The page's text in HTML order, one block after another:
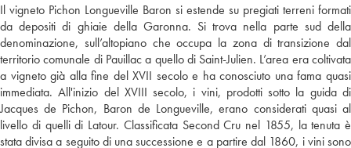
Il vigneto Pichon Longueville Baron si estende su pregiati terreni formati
da depositi di ghiaie della Garonna. Si trova nella parte sud della
denominazione, sull’altopiano che occupa la zona di transizione dal
territorio comunale di Pauillac a quello di Saint-Julien. L’area era coltivata
a vigneto già alla fine del XVII secolo e ha conosciuto una fama quasi
immediata. All'inizio del XVIII secolo, i vini, prodotti sotto la guida di
Jacques de Pichon, Baron de Longueville, erano considerati quasi al
livello di quelli di Latour. Classificata Second Cru nel 1855, la tenuta è
stata divisa a seguito di una successione e a partire dal 1860, i vini sono